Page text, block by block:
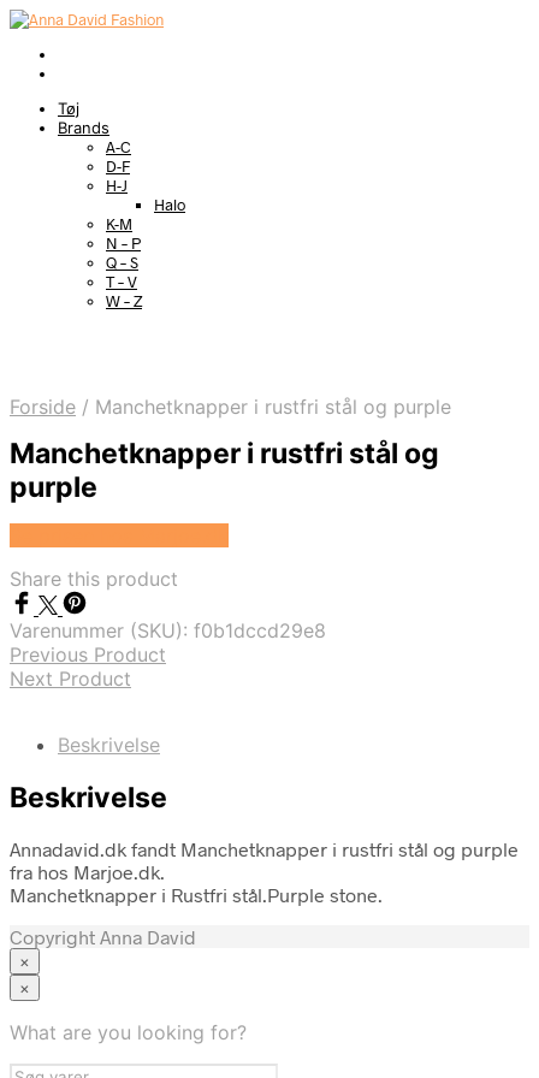
Tøj
Brands
A-C
D-F
H-J
Halo
K-M
N – P
Q – S
T – V
W – Z
Forside / Manchetknapper i rustfri stål og purple
Manchetknapper i rustfri stål og
purple
Share this product
Varenummer (SKU): f0b1dccd29e8
Previous Product
Next Product
Beskrivelse
Beskrivelse
Annadavid.dk fandt Manchetknapper i rustfri stål og purple
fra hos Marjoe.dk.
Manchetknapper i Rustfri stål.Purple stone.
Copyright Anna David
×
Brands
×
What are you looking for?